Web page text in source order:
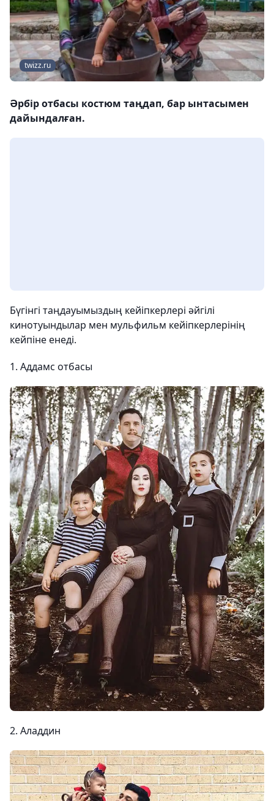
twizz.ru
Әрбір отбасы костюм таңдап, бар ынтасымен
дайындалған.
Бүгінгі таңдауымыздың кейіпкерлері әйгілі
кинотуындылар мен мульфильм кейіпкерлерінің
кейпіне енеді.
1. Аддамс отбасы
2. Аладдин